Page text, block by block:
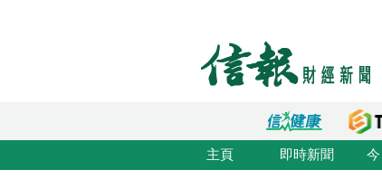
主頁 即時新聞